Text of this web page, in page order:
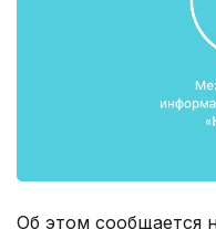
Об этом сообщается